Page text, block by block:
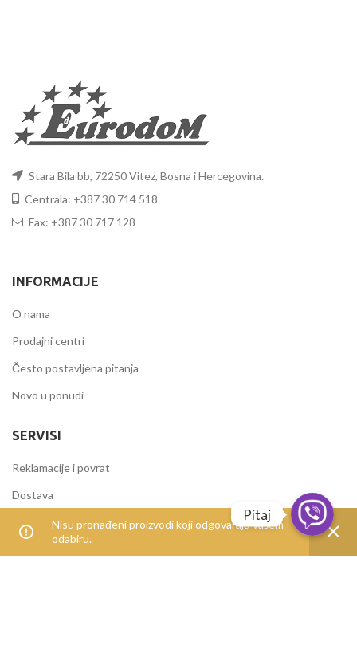
Nisu pronađeni proizvodi koji odgovaraju vašem
odabiru.
Stara Bila bb, 72250 Vitez, Bosna i Hercegovina.
Centrala: +387 30 714 518
Fax: +387 30 717 128
INFORMACIJE
O nama
Prodajni centri
Često postavljena pitanja
Novo u ponudi
SERVISI
Reklamacije i povrat
Dostava
Načini plaćanja
Pitaj